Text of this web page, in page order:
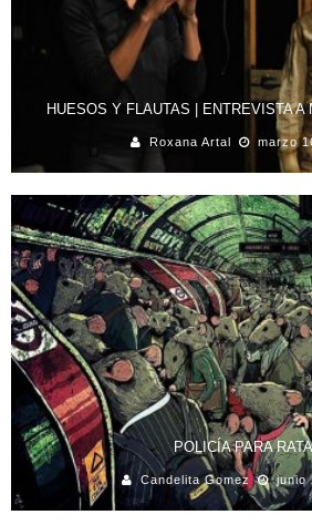
HUESOS Y FLAUTAS | ENTREVISTA A
Roxana Artal marzo
POLICÍA PARA
Candelita Gomez junio